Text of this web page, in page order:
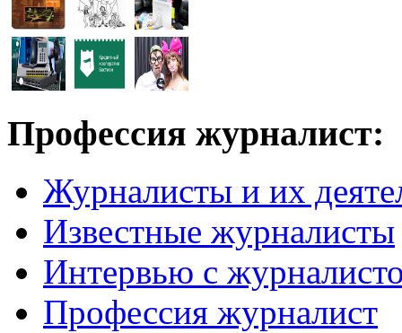
Профессия журналист:
Журналисты и их
Известные журналисты
Интервью с
Профессия журналист